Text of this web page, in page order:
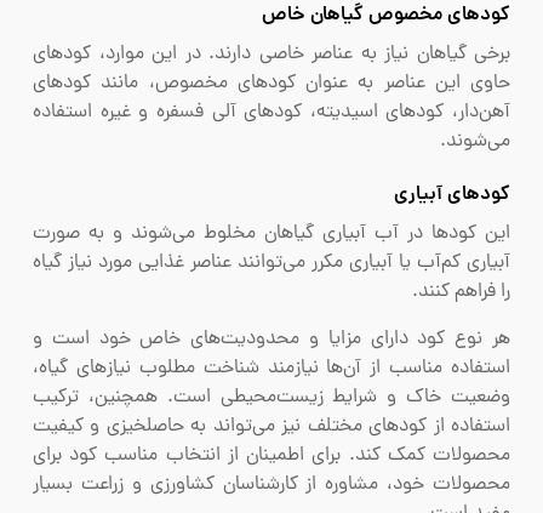
کودهای مخصوص گیاهان خاص
برخی گیاهان نیاز به عناصر خاصی دارند. در این موارد، کودهای
حاوی این عناصر به عنوان کودهای مخصوص، مانند کودهای
آهن‌دار، کودهای اسیدیته، کودهای آلی فسفره و غیره استفاده
می‌شوند.
کودهای آبیاری
این کودها در آب آبیاری گیاهان مخلوط می‌شوند و به صورت
آبیاری کم‌آب یا آبیاری مکرر می‌توانند عناصر غذایی مورد نیاز گیاه
را فراهم کنند.
هر نوع کود دارای مزایا و محدودیت‌های خاص خود است و
استفاده مناسب از آن‌ها نیازمند شناخت مطلوب نیازهای گیاه،
وضعیت خاک و شرایط زیست‌محیطی است. همچنین، ترکیب
استفاده از کودهای مختلف نیز می‌تواند به حاصلخیزی و کیفیت
محصولات کمک کند. برای اطمینان از انتخاب مناسب کود برای
محصولات خود، مشاوره از کارشناسان کشاورزی و زراعت بسیار